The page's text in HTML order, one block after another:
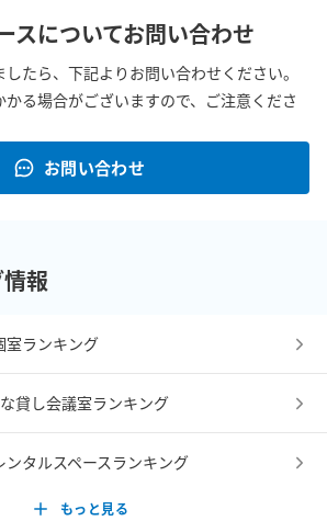
スについてお問い合わせ
たら、下記よりお問い合わせください。
る場合がございますので、ご注意くださ
お問い合わせ
報
室ランキング
貸し会議室ランキング
タルスペースランキング
もっと見る